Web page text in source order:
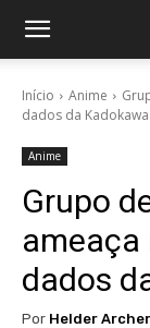
Início Anime
dados da Kadokawa
Anime
Grupo
ameaça
dados
Por Helder Archer